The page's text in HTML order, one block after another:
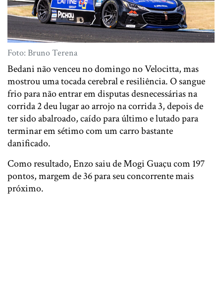
Foto: Bruno Terena
Bedani não venceu no domingo no Velocitta, mas
mostrou uma tocada cerebral e resiliência. O sangue
frio para não entrar em disputas desnecessárias na
corrida 2 deu lugar ao arrojo na corrida 3, depois de
ter sido abalroado, caído para último e lutado para
terminar em sétimo com um carro bastante
danificado.
Como resultado, Enzo saiu de Mogi Guaçu com 197
pontos, margem de 36 para seu concorrente mais
próximo.